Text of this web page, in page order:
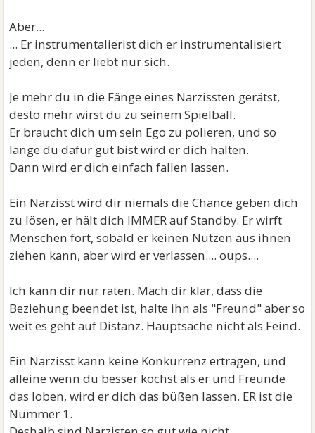
Aber...
... Er instrumentalierist dich er instrumentalisiert
jeden, denn er liebt nur sich.
Je mehr du in die Fänge eines Narzissten gerätst,
desto mehr wirst du zu seinem Spielball.
Er braucht dich um sein Ego zu polieren, und so
lange du dafür gut bist wird er dich halten.
Dann wird er dich einfach fallen lassen.
Ein Narzisst wird dir niemals die Chance geben dich
zu lösen, er hält dich IMMER auf Standby. Er wirft
Menschen fort, sobald er keinen Nutzen aus ihnen
ziehen kann, aber wird er verlassen.... oups....
Ich kann dir nur raten. Mach dir klar, dass die
Beziehung beendet ist, halte ihn als "Freund" aber so
weit es geht auf Distanz. Hauptsache nicht als Feind.
Ein Narzisst kann keine Konkurrenz ertragen, und
alleine wenn du besser kochst als er und Freunde
das loben, wird er dich das büßen lassen. ER ist die
Nummer 1.